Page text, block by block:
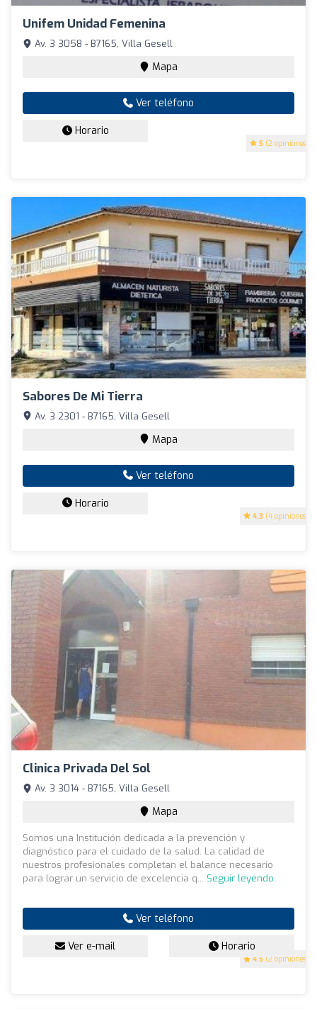
Unifem Unidad Femenina
5 (2 opiniones)
Av. 3 3058 - B7165, Villa Gesell
Mapa
Ver teléfono
Horario
Sabores De Mi Tierra
4.3 (4 opiniones)
Av. 3 2301 - B7165, Villa Gesell
Mapa
Ver teléfono
Horario
Clinica Privada Del Sol
4.5 (2 opiniones)
Av. 3 3014 - B7165, Villa Gesell
Mapa
Somos una Institución dedicada a la prevención y
diagnóstico para el cuidado de la salud. La calidad de
nuestros profesionales completan el balance necesario
para lograr un servicio de excelencia q... Seguir leyendo
Ver teléfono
Ver e-mail Horario